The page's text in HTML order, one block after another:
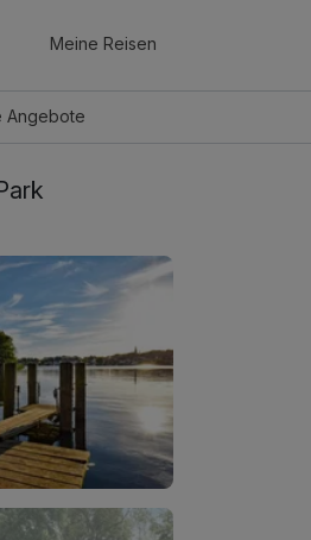
Meine Reisen
Angebote